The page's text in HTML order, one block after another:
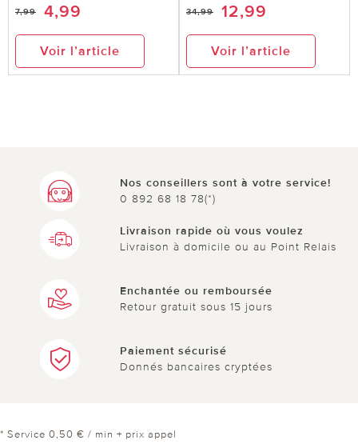
7,99 4,99
Voir l’article
34,99 12,99
Voir l’article
Nos conseillers sont à votre service!
0 892 68 18 78(*)
Livraison rapide où vous voulez
Livraison à domicile ou au Point Relais
Enchantée ou remboursée
Retour gratuit sous 15 jours
Paiement sécurisé
Donnés bancaires cryptées
* Service 0,50 € / min + prix appel